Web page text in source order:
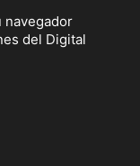
navegador
del Digital